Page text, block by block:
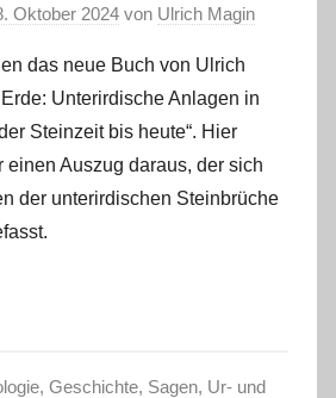
Oktober 2024 von Ulrich Magin
das neue Buch von Ulrich
Unterirdische Anlagen in
Steinzeit bis heute“. Hier
einen Auszug daraus, der sich
der unterirdischen Steinbrüche
, Geschichte, Sagen, Ur- und